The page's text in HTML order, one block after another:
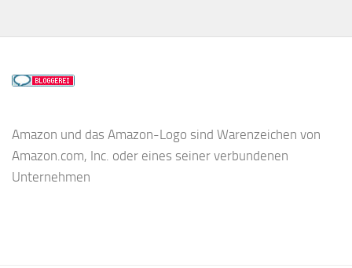
Amazon und das Amazon-Logo sind Warenzeichen von
Amazon.com, Inc. oder eines seiner verbundenen
Unternehmen